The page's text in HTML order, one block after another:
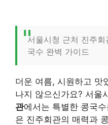
서울시청 근처 진주
국수 완벽 가이드
더운 여름, 시원하고 맛
나지 않으신가요? 서울
관에서는 특별한 콩국
은 진주회관의 매력과